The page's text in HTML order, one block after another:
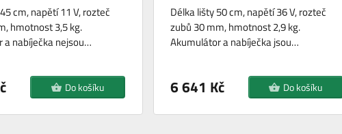
cm, napětí 11 V, rozteč
hmotnost 3,5 kg.
a nabíječka nejsou…
Do košíku
Délka lišty 50 cm, napětí 36 V, rozteč
zubů 30 mm, hmotnost 2,9 kg.
Akumulátor a nabíječka jsou…
6 641 Kč Do košíku